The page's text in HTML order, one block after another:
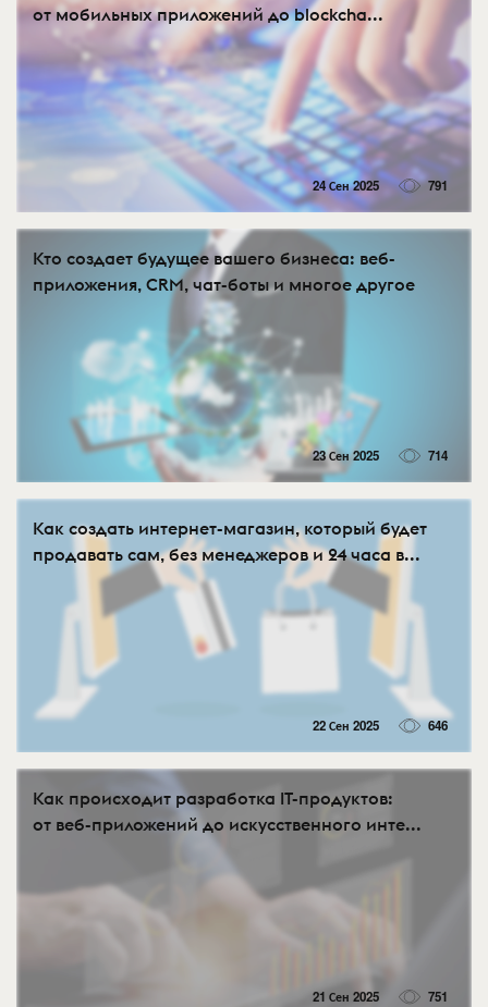
от мобильных приложений до blockcha...
24 Сен 2025 791
Кто создает будущее вашего бизнеса: веб-
приложения, CRM, чат-боты и многое другое
23 Сен 2025 714
Как создать интернет-магазин, который будет
продавать сам, без менеджеров и 24 часа в...
22 Сен 2025 646
Как происходит разработка IT-продуктов:
от веб-приложений до искусственного инте...
21 Сен 2025 751